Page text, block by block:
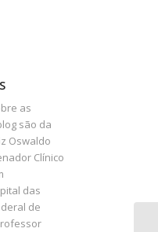
as
são da
Oswaldo
Clínico
das
de